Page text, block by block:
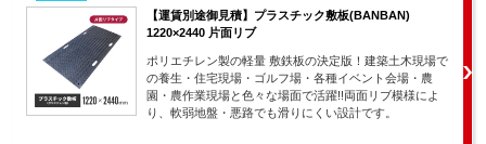
【運賃別途御見積】プラスチック敷板(BANBAN)
1220×2440 片面リブ
ポリエチレン製の軽量 敷鉄板の決定版！建築土木現場で
の養生・住宅現場・ゴルフ場・各種イベント会場・農
園・農作業現場と色々な場面で活躍!!両面リブ模様によ
り、軟弱地盤・悪路でも滑りにくい設計です。